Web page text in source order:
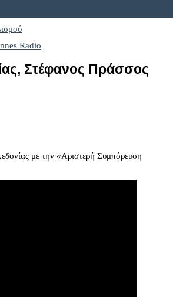
Στέφανος Πράσσος
με την «Αριστερή Συμπόρευση